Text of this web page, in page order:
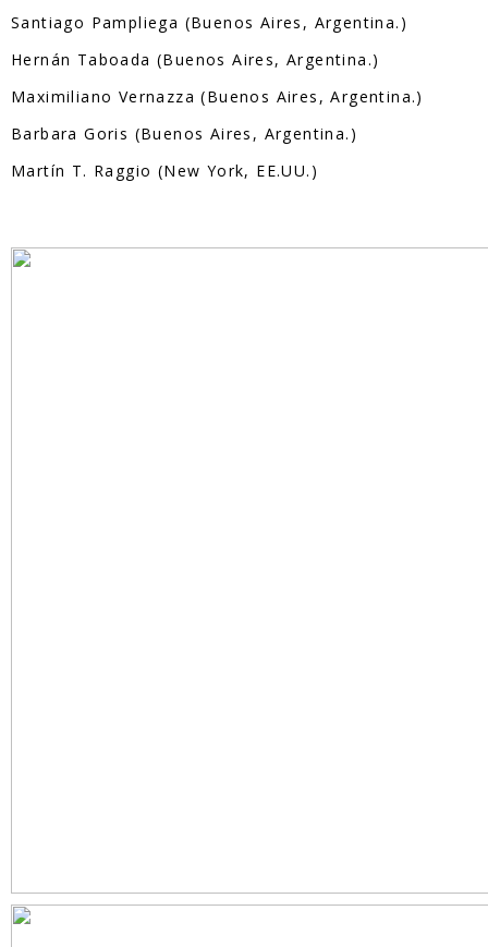
Santiago Pampliega (Buenos Aires, Argentina.)
Hernán Taboada (Buenos Aires, Argentina.)
Maximiliano Vernazza (Buenos Aires, Argentina.)
Barbara Goris (Buenos Aires, Argentina.)
Martín T. Raggio (New York, EE.UU.)